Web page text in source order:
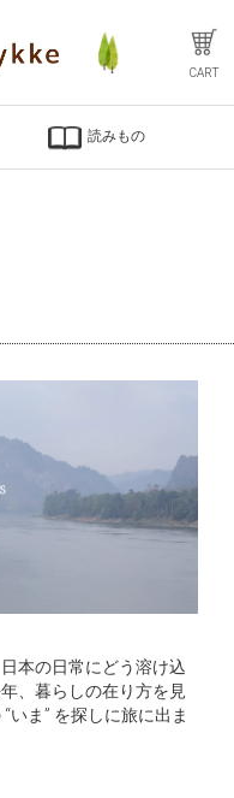
CART
読みもの
本の日常にどう溶け込
、暮らしの在り方を見
いま” を探しに旅に出ま